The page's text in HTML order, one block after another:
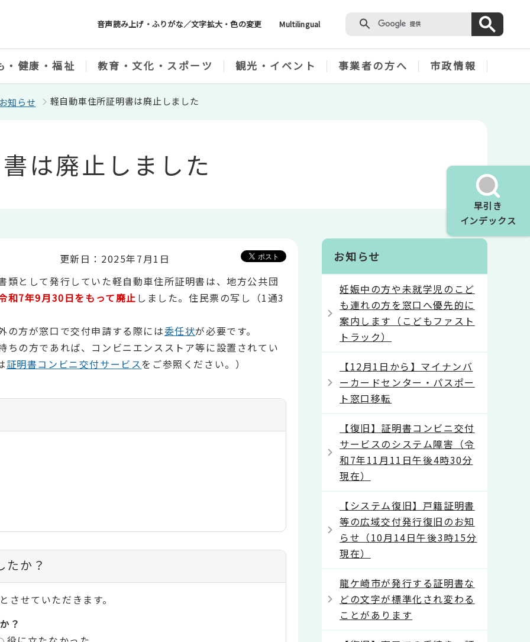
音声読み上げ・ふりがな／文字拡大・色の変更 Multilingual
早引き
インデックス
・健康・福祉 教育・文化・スポーツ 観光・イベント 事業者の方へ 市政情報
お知らせ 軽自動車住所証明書は廃止しました
は廃止しました
更新日：2025年7月1日
類として発行していた軽自動車住所証明書は、地方公共団
和7年9月30日をもって廃止 しました。住民票の写し（1通3
の方が窓口で交付申請する際には委任状が必要です。
の方であれば、コンビニエンスストア等に設置されてい
証明書コンビニ交付サービスをご参照ください。）
たか？
せていただきます。
？
お知らせ
妊娠中の方や未就学児のこど
も連れの方を窓口へ優先的に
案内します（こどもファスト
トラック）
【12月1日から】マイナンバ
ーカードセンター・パスポー
ト窓口移転
【復旧】証明書コンビニ交付
サービスのシステム障害（令
和7年11月11日午後4時30分
現在）
【システム復旧】戸籍証明書
等の広域交付発行復旧のお知
らせ（10月14日午後3時15分
現在）
龍ケ崎市が発行する証明書な
どの文字が標準化され変わる
ことがあります